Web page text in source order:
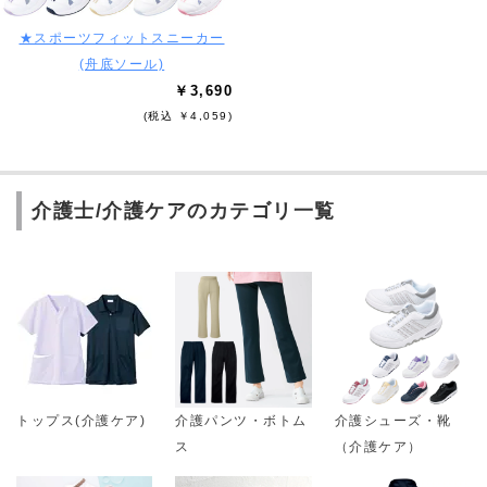
★スポーツフィットスニーカー
(舟底ソール)
￥3,690
(税込 ￥4,059)
介護士/介護ケアのカテゴリ一覧
トップス(介護ケア)
介護パンツ・ボトム
ス
介護シューズ・靴
（介護ケア）